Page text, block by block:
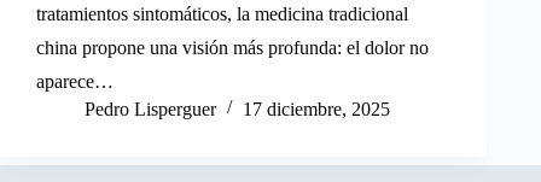
tratamientos sintomáticos, la medicina tradicional
china propone una visión más profunda: el dolor no
aparece…
Pedro Lisperguer
17 diciembre, 2025